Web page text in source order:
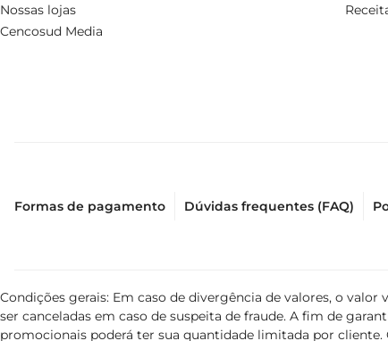
Nossas lojas
Cencosud Media
Formas de pagamento Dúvidas frequentes (FAQ)
Condições gerais: Em caso de divergência de valores, o
ser canceladas em caso de suspeita de fraude. A fim de
promocionais poderá ter sua quantidade limitada por cliente.